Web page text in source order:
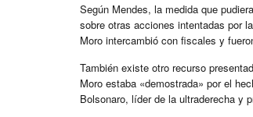
Según Mendes, la medida que
sobre otras acciones intentadas por
Moro intercambió con fiscales y
También existe otro recurso
Moro estaba «demostrada» por el
Bolsonaro, líder de la ultraderecha y